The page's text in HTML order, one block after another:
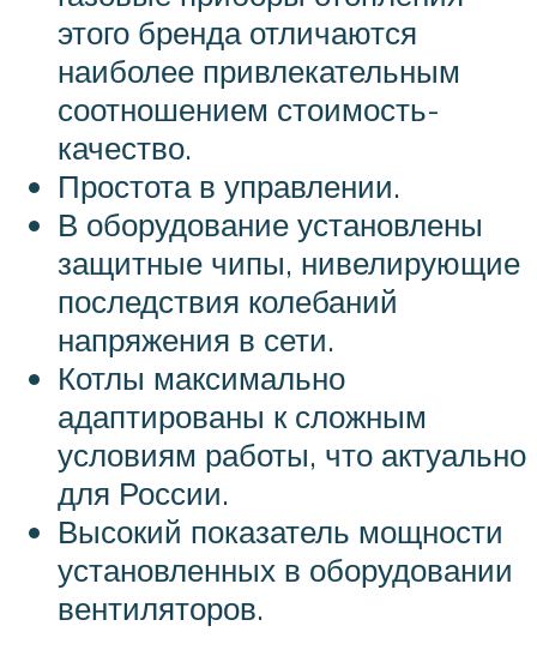
этого бренда отличаются
наиболее привлекательным
соотношением стоимость-
качество.
Простота в управлении.
В оборудование установлены
защитные чипы, нивелирующие
последствия колебаний
напряжения в сети.
Котлы максимально
адаптированы к сложным
условиям работы, что актуально
для России.
Высокий показатель мощности
установленных в оборудовании
вентиляторов.